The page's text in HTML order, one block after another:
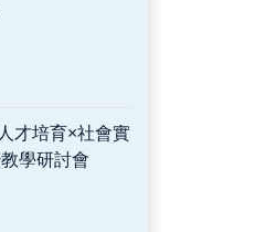
才培育×社會實
學研討會